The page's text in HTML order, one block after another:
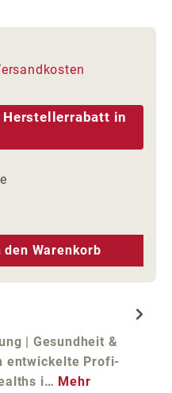
Herstellerrabatt in
den
den Warenkorb
| Gesundheit &
entwickelte Profi-
i… Mehr